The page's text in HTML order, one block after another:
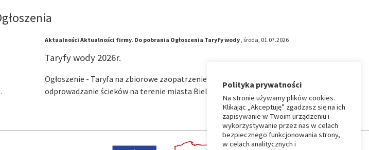
Aktualności Aktualności firmy. Do pobrania Ogłoszenia Taryfy wody, środa, 01.07.2026
Taryfy wody 2026r.
Ogłoszenie - Taryfa na zbiorowe zaopatrzenie w wodę i zbiorowe
odprowadzanie ścieków na terenie miasta Bielsk Podlaski na okres od …
Polityka prywatności
Na stronie używamy plików cookies.
Klikając „Akceptuję” zgadzasz się na ich
zapisywanie w Twoim urządzeniu i
wykorzystywanie przez nas w celach
bezpiecznego funkcjonowania strony,
w celach analitycznych i